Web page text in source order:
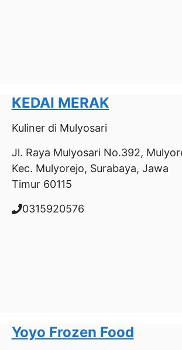
KEDAI MERAK
Kulinerdi Mulyosari
Jl. Raya Mulyosari No.392,
Kec. Mulyorejo, Surabaya, Jawa
Timur 60115
0315920576
Yoyo Frozen Food